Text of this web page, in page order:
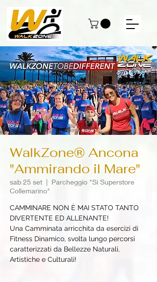
WalkZone® Ancona
"Ammirando il Mare"
sab 25 set
  |
Parcheggio "Si Superstore
Collemarino"
CAMMINARE NON È MAI STATO TANTO
DIVERTENTE ED ALLENANTE!
Una Camminata arricchita da esercizi di
Fitness Dinamico, svolta lungo percorsi
caratterizzati da Bellezze Naturali,
Artistiche e Culturali!